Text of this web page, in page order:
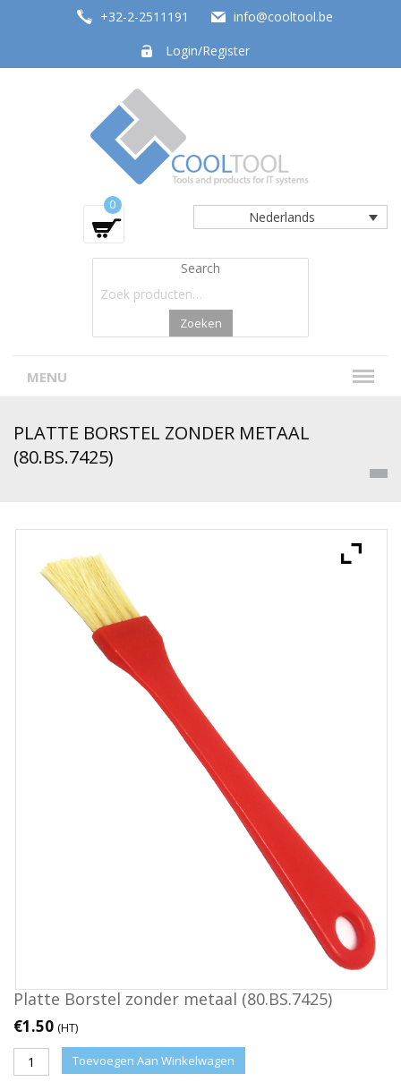
+32-2-2511191
info@cooltool.be
Login/Register
Tools and products for office systems
Nederlands
0
Search
Zoeken
MENU
PLATTE BORSTEL ZONDER METAAL
(80.BS.7425)
Platte Borstel zonder metaal (80.BS.7425)
€1.50 (HT)
Toevoegen Aan Winkelwagen